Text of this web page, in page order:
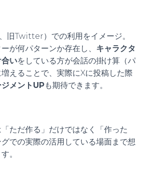
旧Twitter）での利用をイメージ。
が何パターンか存在し、 キャラクタ
いをしている方が会話の掛け算（パ
えることで、実際にXに投稿した際
メントUPも期待できます。
ただ作る」だけではなく「作った
での実際の活用している場面まで想
。